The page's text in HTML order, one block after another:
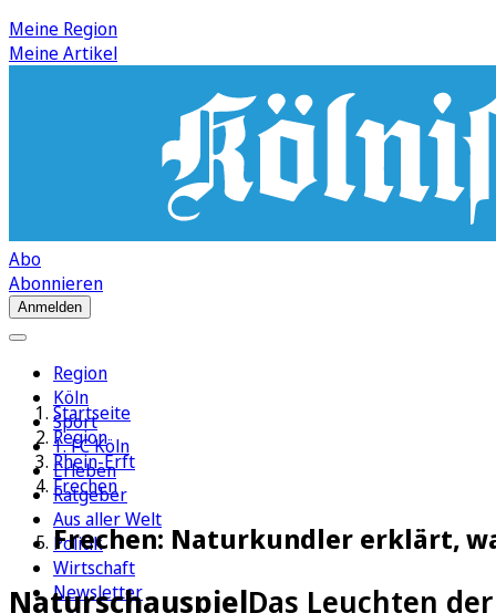
Meine Region
Meine Artikel
Abo
Abonnieren
Anmelden
Region
Köln
Sport
1. FC Köln
Erleben
Ratgeber
Aus aller Welt
Politik
Wirtschaft
Newsletter
Startseite
Region
Rhein-Erft
Frechen
Frechen: Naturkundler erklärt,
NaturschauspielDas Leuchten